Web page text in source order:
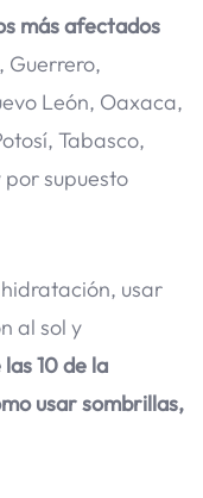
más afectados
Guerrero,
León, Oaxaca,
Tabasco,
supuesto
usar
al sol y
10 de la
usar sombrillas,